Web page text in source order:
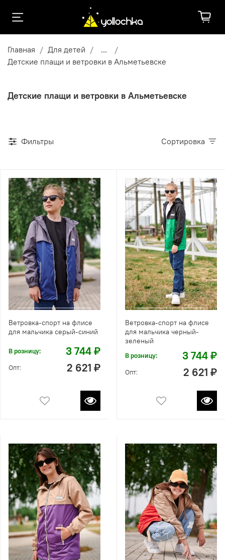
Главная Для детей
...
Детские плащи и ветровки в Альметьевске
Детские плащи и ветровки в Альметьевске
Фильтры Сортировка
Ветровка-спорт на флисе
для мальчика серый-синий
В розницу: 3 744 ₽
Опт: 2 621 ₽
Ветровка-спорт на флисе
для мальчика черный-
зеленый
В розницу: 3 744 ₽
Опт: 2 621 ₽